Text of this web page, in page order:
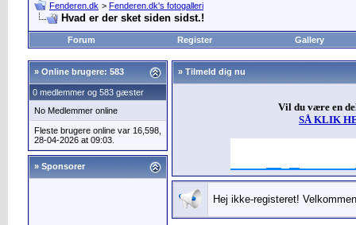
Fenderen.dk > Fenderen.dk's fotogalleri
Hvad er der sket siden sidst.!
Forum Register Gallery
» Online brugere: 583
0 medlemmer og 583 gæster
No Medlemmer online
Fleste brugere online var 16,598,
28-04-2026 at 09:03.
» Sponsorer
» Tilmeld dig nu
Vil du være en
SÅ KLIK
Hej ikke-registeret!